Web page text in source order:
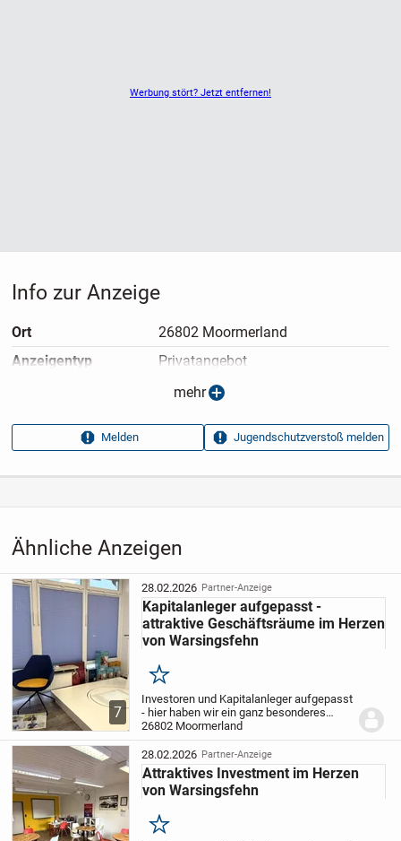
Werbung stört? Jetzt entfernen!
Ähnliche Anzeigen
7
28.02.2026 Partner-Anzeige
Kapitalanleger aufgepasst -
attraktive Geschäftsräume im Herzen
von Warsingsfehn
Merken
Investoren und Kapitalanleger aufgepasst
- hier haben wir ein ganz besonderes
Angebot für jeden, der clever für die
Zukunft vorsorgen möchte.Die
Geschäftsräume werden derzeit als
Ausstellungs-,...
26802 Moormerland
28.02.2026 Partner-Anzeige
Attraktives Investment im Herzen
von Warsingsfehn
Merken
Info zur Anzeige
Ort
26802 Moormerland
Anzeigen­typ
Privatangebot
28.02.2026
Anzeigen­kennung
d468a2fa
Aufrufe dieser
11
mehr
Melden Jugendschutzverstoß melden